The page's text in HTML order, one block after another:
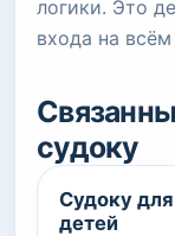
логики. Это
входа на всём
судоку
Судоку для
детей